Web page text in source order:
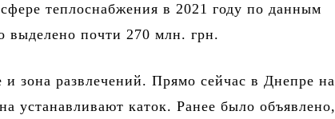
теплоснабжения в 2021 году по данным
выделено почти 270 млн. грн.
и зона развлечений. Прямо сейчас в Днепре на
устанавливают каток. Ранее было объявлено,